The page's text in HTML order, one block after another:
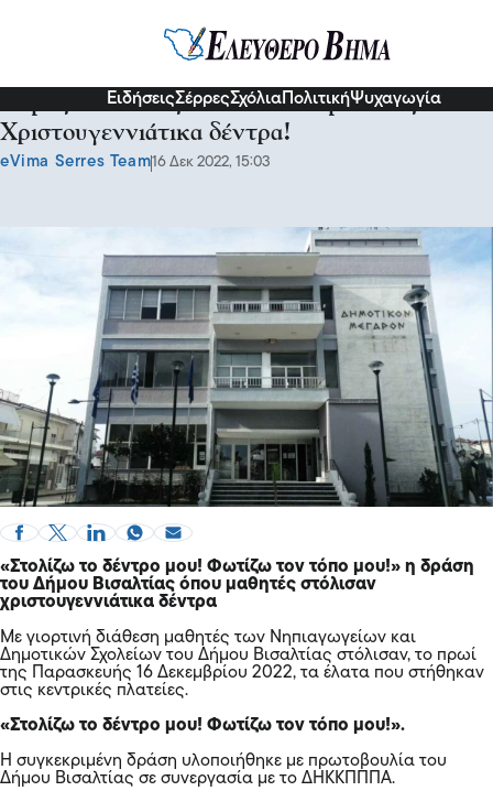
ΕιδήσειςΣέρρεςΣχόλια ΠολιτικήΨυχαγωγία
Δήμος Βισαλτίας: Στόλισαν οι μαθητές τα
Χριστουγεννιάτικα δέντρα!
eVima Serres Team16 Δεκ 2022, 15:03
«Στολίζω το δέντρο μου! Φωτίζω τον τόπο μου!» η δράση
του Δήμου Βισαλτίας όπου μαθητές στόλισαν
χριστουγεννιάτικα δέντρα
Με γιορτινή διάθεση μαθητές των Νηπιαγωγείων και
Δημοτικών Σχολείων του Δήμου Βισαλτίας στόλισαν, το πρωί
της Παρασκευής 16 Δεκεμβρίου 2022, τα έλατα που στήθηκαν
στις κεντρικές πλατείες.
«Στολίζω το δέντρο μου! Φωτίζω τον τόπο μου!».
Η συγκεκριμένη δράση υλοποιήθηκε με πρωτοβουλία του
Δήμου Βισαλτίας σε συνεργασία με το ΔΗΚΚΠΠΠΑ.